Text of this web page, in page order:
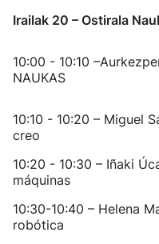
Irailak 20 – Ostirala
10:00 - 10:10
NAUKAS
10:10 - 10:20 – Miguel
creo
10:20 - 10:30 – Iñaki
máquinas
10:30-10:40 – Helena
robótica